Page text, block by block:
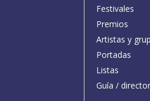
Festivales
Premios
Artistas y
Portadas
Listas
Guía /